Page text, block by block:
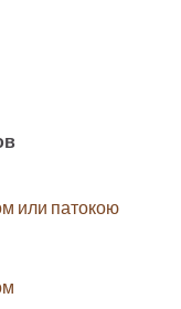
или патокою